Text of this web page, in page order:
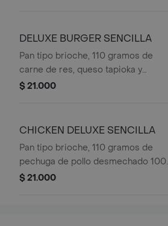
DELUXE BURGER SENCILLA
Pan tipo brioche, 110 gramos de
carne de res, queso tapioka y
mozzarella, lechuga, tomate, cebolla
$ 21.000
CHICKEN DELUXE SENCILLA
Pan tipo brioche, 110 gramos de
pechuga de pollo desmechado 100
por ciento magra , queso tapioka y
$ 21.000